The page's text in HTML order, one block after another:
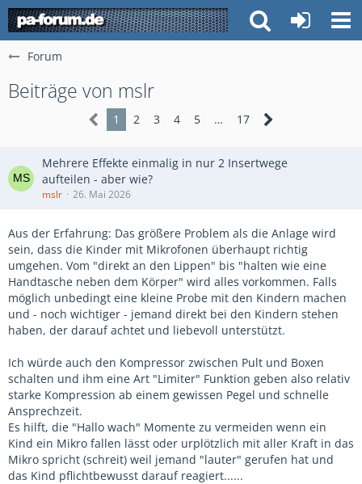
Forum
Beiträge von mslr
1 2 3 4 5 … 17
Mehrere Effekte einmalig in nur 2 Insertwege
aufteilen - aber wie?
mslr 26. Mai 2026
Aus der Erfahrung: Das größere Problem als die Anlage wird
sein, dass die Kinder mit Mikrofonen überhaupt richtig
umgehen. Vom "direkt an den Lippen" bis "halten wie eine
Handtasche neben dem Körper" wird alles vorkommen. Falls
möglich unbedingt eine kleine Probe mit den Kindern machen
und - noch wichtiger - jemand direkt bei den Kindern stehen
haben, der darauf achtet und liebevoll unterstützt.
Ich würde auch den Kompressor zwischen Pult und Boxen
schalten und ihm eine Art "Limiter" Funktion geben also relativ
starke Kompression ab einem gewissen Pegel und schnelle
Ansprechzeit.
Es hilft, die "Hallo wach" Momente zu vermeiden wenn ein
Kind ein Mikro fallen lässt oder urplötzlich mit aller Kraft in das
Mikro spricht (schreit) weil jemand "lauter" gerufen hat und
das Kind pflichtbewusst darauf reagiert......